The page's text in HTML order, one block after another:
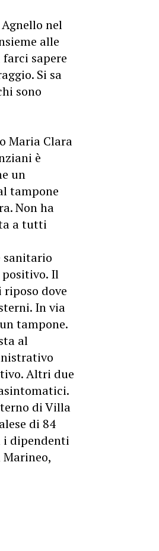
nel
alle
sapere
Si sa
sono
Maria Clara
è
un
tampone
Non ha
a tutti
sanitario
Il
dove
In via
tampone.
al
Altri due
di Villa
di 84
i dipendenti